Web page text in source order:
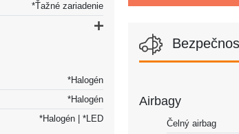
*Ťažné zariadenie
*Halogén
*Halogén
*Halogén | *LED
Airbagy
Čelný airbag